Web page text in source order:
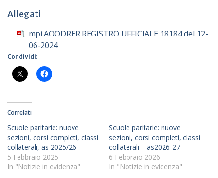
Allegati
mpi.AOODRER.REGISTRO UFFICIALE 18184 del 12-
06-2024
Condividi:
Correlati
Scuole paritarie: nuove
sezioni, corsi completi, classi
collaterali, as 2025/26
5 Febbraio 2025
In "Notizie in evidenza"
Scuole paritarie: nuove
sezioni, corsi completi, classi
collaterali – as2026-27
6 Febbraio 2026
In "Notizie in evidenza"